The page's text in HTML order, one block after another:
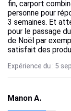
fin, carport
personne pour
3 semaines. Et
pour le passage
de Noël par
satisfait des
Expérience du : 5
Manon A.